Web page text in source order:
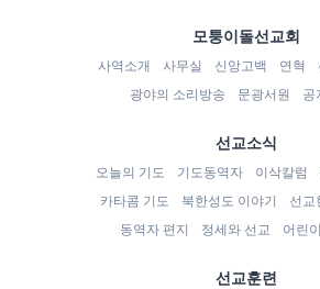
모퉁이돌선교회
사역소개 사무실 신앙고백 연혁
광야의 소리방송
문광서원 공
선교소식
오늘의 기도 기도동역자 이삭칼럼
카타콤 기도
북한성도 이야기
선교
동역자 편지
정세와 선교 어린
선교훈련